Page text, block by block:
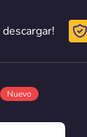
Nuevo